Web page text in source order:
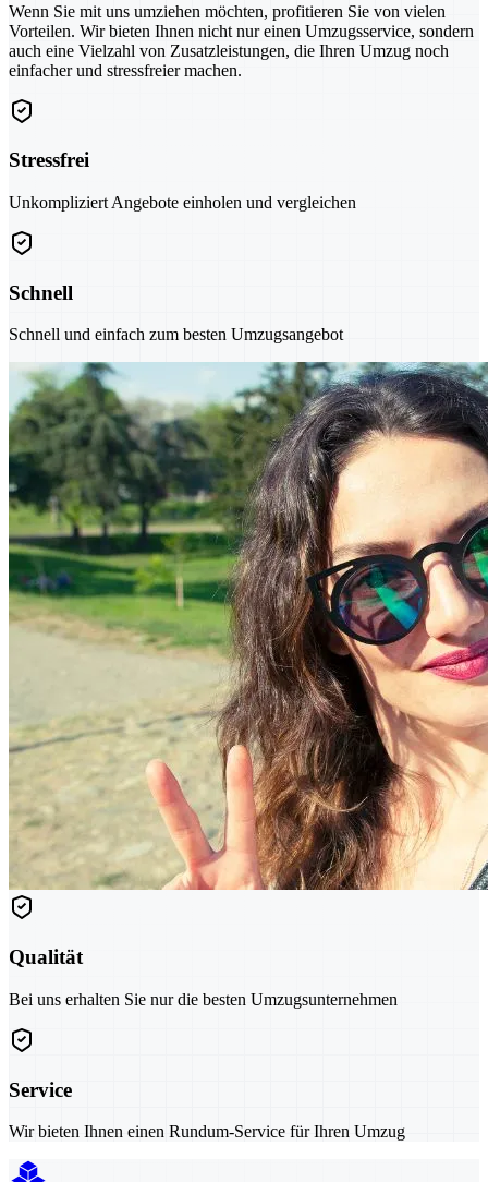
Wenn Sie mit uns umziehen möchten, profitieren Sie von vielen
Vorteilen. Wir bieten Ihnen nicht nur einen Umzugsservice, sondern
auch eine Vielzahl von Zusatzleistungen, die Ihren Umzug noch
einfacher und stressfreier machen.
Stressfrei
Unkompliziert Angebote einholen und vergleichen
Schnell
Schnell und einfach zum besten Umzugsangebot
Qualität
Bei uns erhalten Sie nur die besten Umzugsunternehmen
Service
Wir bieten Ihnen einen Rundum-Service für Ihren Umzug